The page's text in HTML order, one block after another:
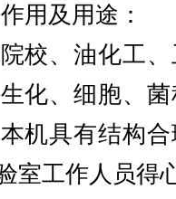
用及用途：
校、油化工
化、细胞、
机具有结构
室工作人员得